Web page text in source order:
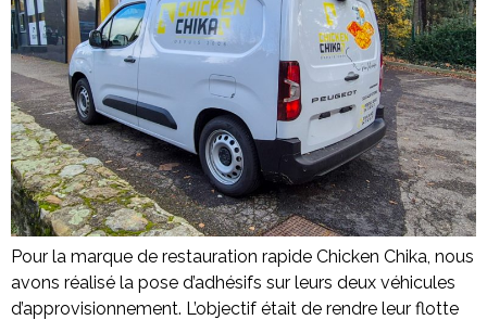
Pour la marque de restauration rapide Chicken Chika, nous
avons réalisé la pose d’adhésifs sur leurs deux véhicules
d’approvisionnement. L’objectif était de rendre leur flotte